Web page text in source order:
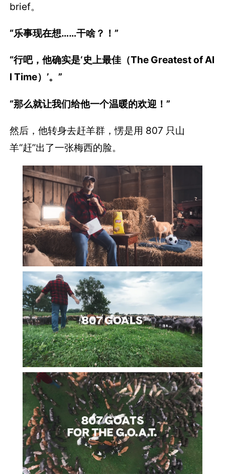
brief。
“乐事现在想……干啥？！”
“行吧，他确实是‘史上最佳（The Greatest of Al
l Time）’。”
“那么就让我们给他一个温暖的欢迎！”
然后，他转身去赶羊群，愣是用 807 只山
羊“赶”出了一张梅西的脸。